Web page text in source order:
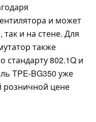
и может
так и на стене. Для
также
стандарту 802.1Q и
TPE-BG350 уже
розничной цене